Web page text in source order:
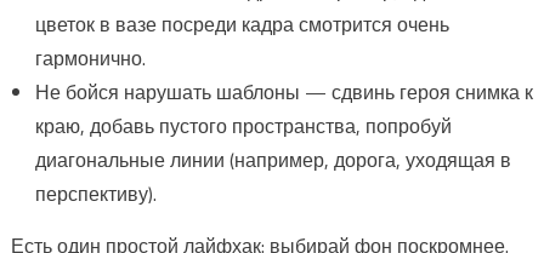
цветок в вазе посреди кадра смотрится очень
гармонично.
Не бойся нарушать шаблоны — сдвинь героя снимка к
краю, добавь пустого пространства, попробуй
диагональные линии (например, дорога, уходящая в
перспективу).
Есть один простой лайфхак: выбирай фон поскромнее.